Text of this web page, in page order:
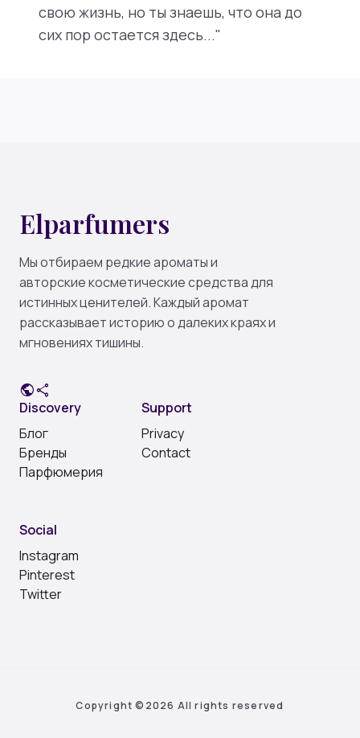
свою жизнь, но ты знаешь, что она до
сих пор остается здесь..."
Elparfumers
Мы отбираем редкие ароматы и
авторские косметические средства для
истинных ценителей. Каждый аромат
рассказывает историю о далеких краях и
мгновениях тишины.
publicshare
Discovery
Блог
Бренды
Парфюмерия
Support
Privacy
Contact
Social
Instagram
Pinterest
Twitter
Copyright © 2026 All rights reserved